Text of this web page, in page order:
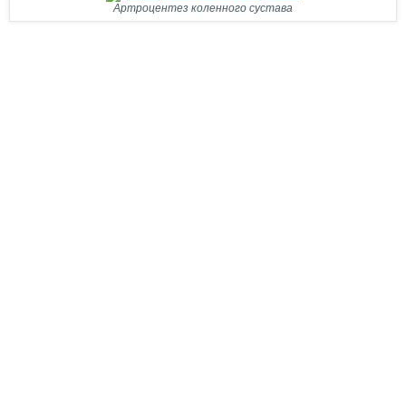
Артроцентез коленного сустава